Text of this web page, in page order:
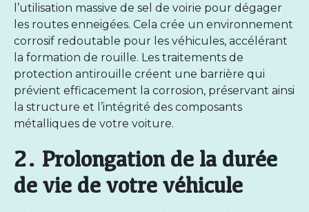
l’utilisation massive de sel de voirie pour dégager
les routes enneigées. Cela crée un environnement
corrosif redoutable pour les véhicules, accélérant
la formation de rouille. Les traitements de
protection antirouille créent une barrière qui
prévient efficacement la corrosion, préservant ainsi
la structure et l’intégrité des composants
métalliques de votre voiture.
2. Prolongation de la durée
de vie de votre véhicule